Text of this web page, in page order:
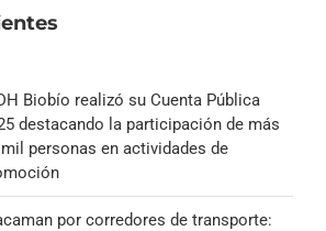
Biobío realizó su Cuenta Pública
destacando la participación de más
personas en actividades de
por corredores de transporte: